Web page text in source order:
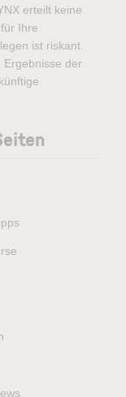
erteilt keine
Ihre
ist riskant.
Ergebnisse der